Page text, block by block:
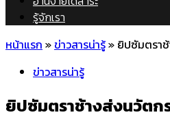
รู้จักเรา
หน้าแรก »ข่าวสารน่ารู้» ยิปซัมตรา
ข่าวสารน่ารู้
ยิปซัมตราช้างส่งนวัตก